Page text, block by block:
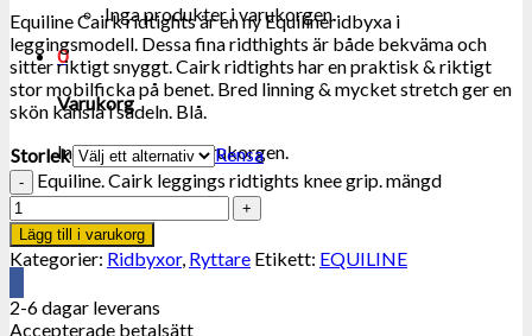
Inga produkter i varukorgen.
0
Varukorg
Inga produkter i varukorgen.
Equiline Cairk ridtights är en ny Equilineridbyxa i
leggingsmodell. Dessa fina ridthights är både bekväma och
sitter riktigt snyggt. Cairk ridtights har en praktisk & riktigt
stor mobilficka på benet. Bred linning & mycket stretch ger en
skön känsla i sadeln. Blå.
Storlek
Rensa
Equiline. Cairk leggings ridtights knee grip. mängd
Lägg till i varukorg
Kategorier: Ridbyxor, Ryttare Etikett: EQUILINE
2-6 dagar leverans
Accepterade betalsätt